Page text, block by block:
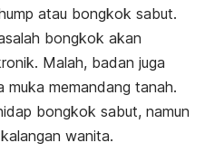
atau bongkok sabut.
bongkok akan
Malah, badan juga
muka memandang tanah.
bongkok sabut, namun
wanita.